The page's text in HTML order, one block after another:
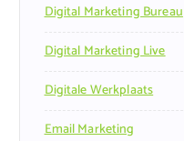
Digital Marketing Bureau
Digital Marketing Live
Digitale Werkplaats
Email Marketing